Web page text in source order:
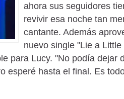
ahora sus seguidores
revivir esa noche tan
cantante. Además
nuevo single "Lie a
para Lucy. "No podía dejar
esperé hasta el final. Es